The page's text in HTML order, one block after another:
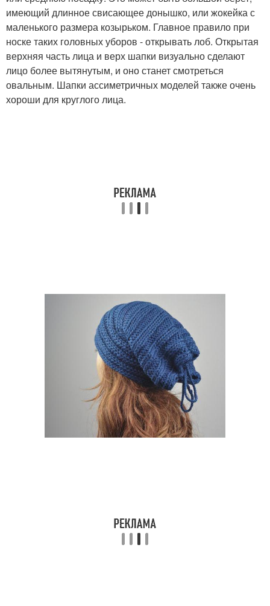
имеющий длинное свисающее донышко, или жокейка с
маленького размера козырьком. Главное правило при
носке таких головных уборов - открывать лоб. Открытая
верхняя часть лица и верх шапки визуально сделают
лицо более вытянутым, и оно станет смотреться
овальным. Шапки ассиметричных моделей также очень
хороши для круглого лица.